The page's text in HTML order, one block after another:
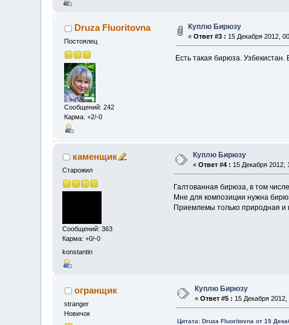
Druza Fluoritovna
Постоялец
Сообщений: 242
Карма: +2/-0
Куплю Бирюзу
«Ответ #3 : 15 Декабря 2012,
Есть такая бирюза. Узбекистан.
каменщик
Старожил
Сообщений: 363
Карма: +0/-0
konstantin
Куплю Бирюзу
«Ответ #4 : 15 Декабря 2012,
Галтованная бирюза, в том
Мне для композиции нужна
Приемлемы только природная и
огранщик
stranger
Новичок
Куплю Бирюзу
«Ответ #5 : 15 Декабря
Цитата: Druza Fluoritovna от 15